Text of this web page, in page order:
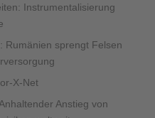
Instrumentalisierung
Rumänien sprengt Felsen
X-Net
Anstieg von